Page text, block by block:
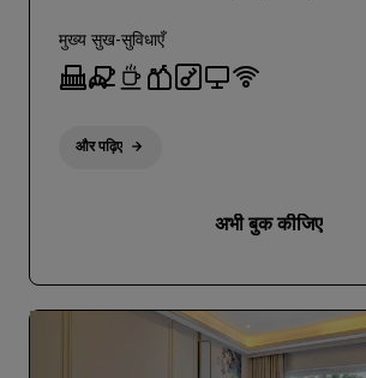
मुख्य सुख-सुविधाएँ
और पढ़िए
अभी बुक कीजिए